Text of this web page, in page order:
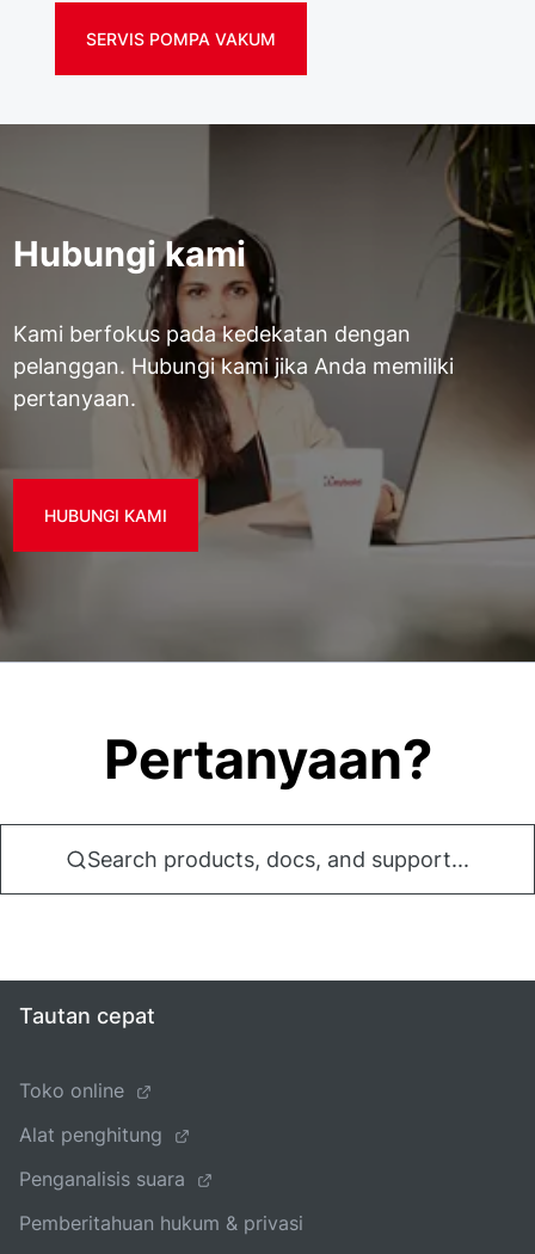
SERVIS POMPA VAKUM
Hubungi kami
Kami berfokus pada kedekatan dengan
pelanggan. Hubungi kami jika Anda memiliki
pertanyaan.
HUBUNGI KAMI
Pertanyaan?
Search products, docs, and support...
Tautan cepat
Toko online
Alat penghitung
Penganalisis suara
Pemberitahuan hukum & privasi